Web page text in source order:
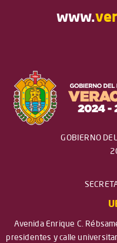
www.
GOBIERNO
Avenida Enrique C.
presidentes y calle